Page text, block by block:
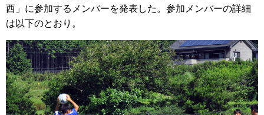
西」に参加するメンバーを発表した。参加メンバーの詳細
は以下のとおり。